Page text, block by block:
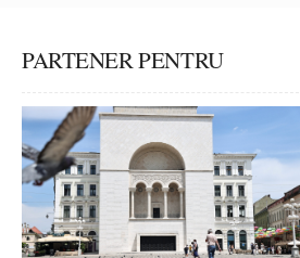
PARTENER PENTRU